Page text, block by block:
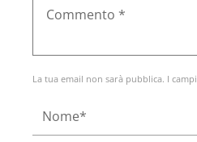
La tua email non sarà pubblica. I